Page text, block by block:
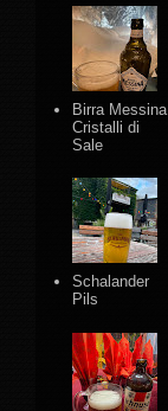
Birra Messina
Cristalli di
Sale
Schalander
Pils